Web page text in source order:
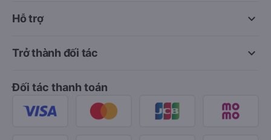
keyboard_arrow_down
Hỗ trợ
keyboard_arrow_down
Trở thành đối tác
Đối tác thanh toán